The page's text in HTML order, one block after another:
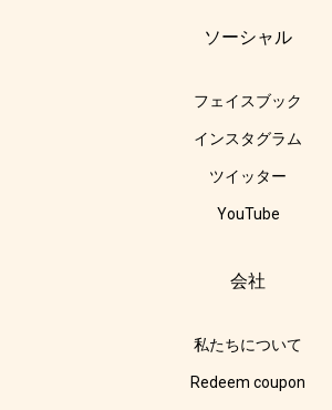
ソーシャル
フェイスブック
インスタグラム
ツイッター
YouTube
会社
私たちについて
Redeem coupon